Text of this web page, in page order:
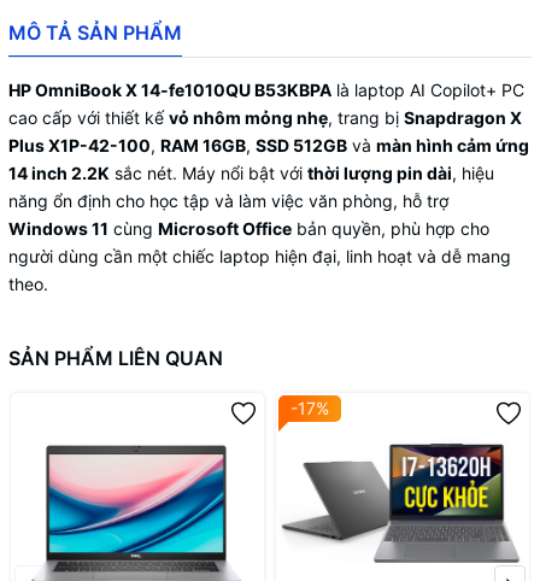
MÔ TẢ SẢN PHẨM
HP OmniBook X 14-fe1010QU B53KBPA là laptop AI Copilot+ PC
cao cấp với thiết kếvỏ nhôm mỏng nhẹ, trang bị Snapdragon X
Plus X1P-42-100, RAM 16GB, SSD 512GB và màn hình cảm ứng
14 inch 2.2K sắc nét. Máy nổi bật với thời lượng pin dài, hiệu
năng ổn định cho học tập và làm việc văn phòng, hỗ trợ
Windows 11 cùng Microsoft Office bản quyền, phù hợp cho
người dùng cần một chiếc laptop hiện đại, linh hoạt và dễ mang
theo.
SẢN PHẨM LIÊN QUAN
-17%